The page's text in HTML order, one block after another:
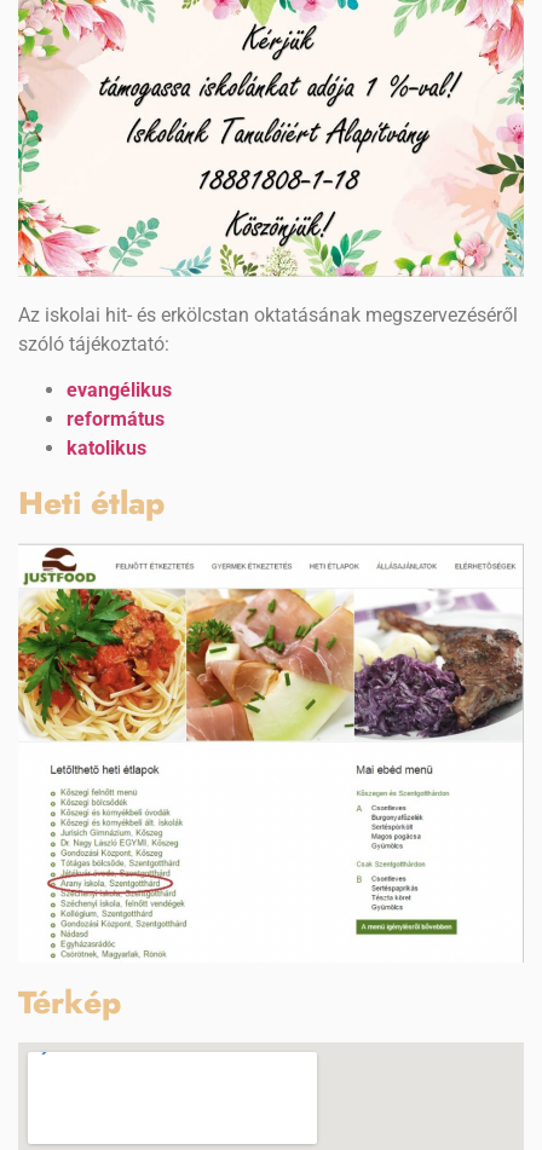
Az iskolai hit- és erkölcstan oktatásának megszervezéséről
szóló tájékoztató:
evangélikus
református
katolikus
Heti étlap
Térkép